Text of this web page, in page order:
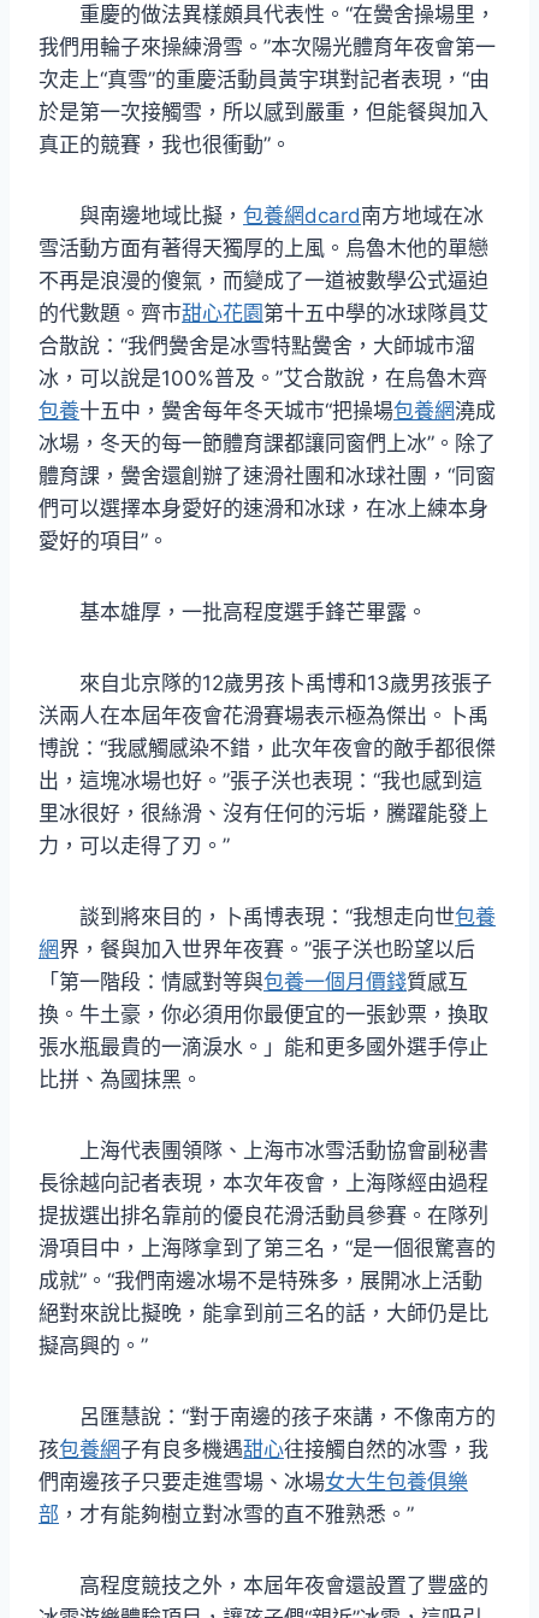
重慶的做法異樣頗具代表性。“在黌舍操場里，
我們用輪子來操練滑雪。”本次陽光體育年夜會第一
次走上“真雪”的重慶活動員黃宇琪對記者表現，“由
於是第一次接觸雪，所以感到嚴重，但能餐與加入
真正的競賽，我也很衝動”。
與南邊地域比擬， 包養網dcard南方地域在冰
雪活動方面有著得天獨厚的上風。烏魯木他的單戀
不再是浪漫的傻氣，而變成了一道被數學公式逼迫
的代數題。齊市甜心花園第十五中學的冰球隊員艾
合散說：“我們黌舍是冰雪特點黌舍，大師城市溜
冰，可以說是100%普及。”艾合散說，在烏魯木齊
包養十五中，黌舍每年冬天城市“把操場包養網澆成
冰場，冬天的每一節體育課都讓同窗們上冰”。除了
體育課，黌舍還創辦了速滑社團和冰球社團，“同窗
們可以選擇本身愛好的速滑和冰球，在冰上練本身
愛好的項目”。
基本雄厚，一批高程度選手鋒芒畢露。
來自北京隊的12歲男孩卜禹博和13歲男孩張子
浂兩人在本屆年夜會花滑賽場表示極為傑出。卜禹
博說：“我感觸感染不錯，此次年夜會的敵手都很傑
出，這塊冰場也好。”張子浂也表現：“我也感到這
里冰很好，很絲滑、沒有任何的污垢，騰躍能發上
力，可以走得了刃。”
談到將來目的，卜禹博表現：“我想走向世包養
網界，餐與加入世界年夜賽。”張子浂也盼望以后
「第一階段：情感對等與包養一個月價錢質感互
換。牛土豪，你必須用你最便宜的一張鈔票，換取
張水瓶最貴的一滴淚水。」能和更多國外選手停止
比拼、為國抹黑。
上海代表團領隊、上海市冰雪活動協會副秘書
長徐越向記者表現，本次年夜會，上海隊經由過程
提拔選出排名靠前的優良花滑活動員參賽。在隊列
滑項目中，上海隊拿到了第三名，“是一個很驚喜的
成就”。“我們南邊冰場不是特殊多，展開冰上活動
絕對來說比擬晚，能拿到前三名的話，大師仍是比
擬高興的。”
呂匯慧說：“對于南邊的孩子來講，不像南方的
孩包養網子有良多機遇甜心往接觸自然的冰雪，我
們南邊孩子只要走進雪場、冰場女大生包養俱樂
部 ，才有能夠樹立對冰雪的直不雅熟悉。”
高程度競技之外，本屆年夜會還設置了豐盛的